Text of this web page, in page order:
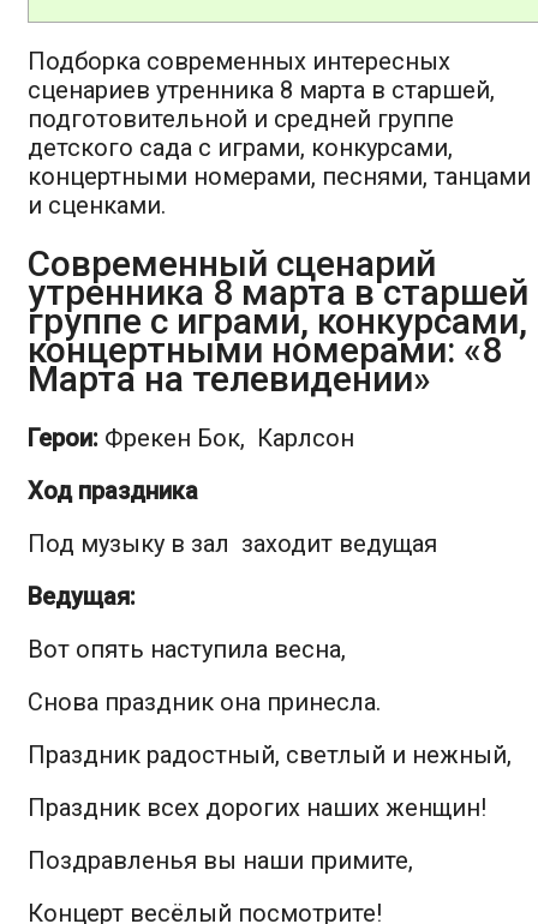
Подборка современных интересных
сценариев утренника 8 марта в старшей,
подготовительной и средней группе
детского сада с играми, конкурсами,
концертными номерами, песнями, танцами
и сценками.
Современный сценарий
утренника 8 марта в старшей
группе с играми, конкурсами,
концертными номерами: «8
Марта на телевидении»
Герои: Фрекен Бок, Карлсон
Ход праздника
Под музыку в зал заходит ведущая
Ведущая:
Вот опять наступила весна,
Снова праздник она принесла.
Праздник радостный, светлый и нежный,
Праздник всех дорогих наших женщин!
Поздравленья вы наши примите,
Концерт весёлый посмотрите!